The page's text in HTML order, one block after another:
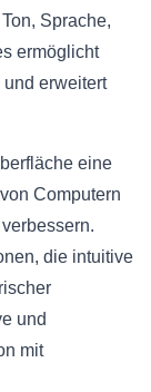
Sprache,
ermöglicht
erweitert
eine
Computern
die intuitive
und
mit